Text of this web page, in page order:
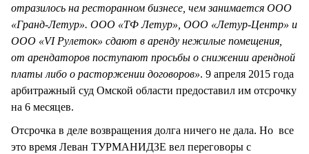
отразилось на ресторанном бизнесе, чем занимается ООО
«Гранд-Летур». ООО «ТФ Летур», ООО «Летур-Центр» и
ООО «VI Рулеток» сдают в аренду нежилые помещения,
от арендаторов поступают просьбы о снижении арендной
платы либо о расторжении договоров». 9 апреля 2015 года
арбитражный суд Омской области предоставил им отсрочку
на 6 месяцев.
Отсрочка в деле возвращения долга ничего не дала. Но все
это время Леван ТУРМАНИДЗЕ вел переговоры с